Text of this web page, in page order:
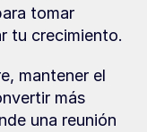
tomar
tu crecimiento.
mantener el
más
una reunión